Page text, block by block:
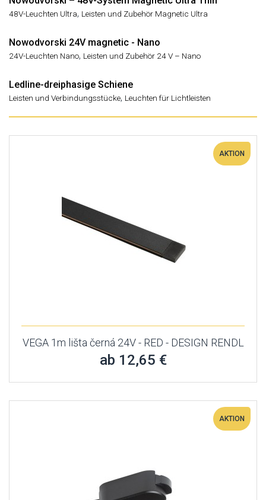
48V-Leuchten Ultra, Leisten und Zubehör Magnetic Ultra
Nowodvorski 24V magnetic - Nano
24V-Leuchten Nano, Leisten und Zubehör 24 V – Nano
Ledline-dreiphasige Schiene
Leisten und Verbindungsstücke, Leuchten für Lichtleisten
AKTION
VEGA 1m lišta černá 24V - RED - DESIGN RENDL
ab 12,65 €
AKTION